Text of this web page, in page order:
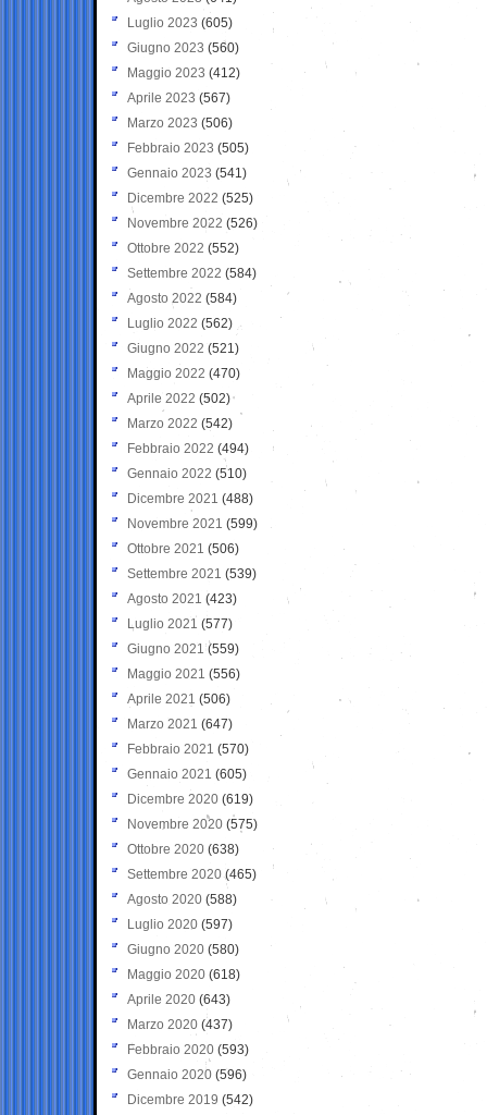
Luglio 2023 (605)
Giugno 2023 (560)
Maggio 2023 (412)
Aprile 2023 (567)
Marzo 2023 (506)
Febbraio 2023 (505)
Gennaio 2023 (541)
Dicembre 2022 (525)
Novembre 2022 (526)
Ottobre 2022 (552)
Settembre 2022 (584)
Agosto 2022 (584)
Luglio 2022 (562)
Giugno 2022 (521)
Maggio 2022 (470)
Aprile 2022 (502)
Marzo 2022 (542)
Febbraio 2022 (494)
Gennaio 2022 (510)
Dicembre 2021 (488)
Novembre 2021 (599)
Ottobre 2021 (506)
Settembre 2021 (539)
Agosto 2021 (423)
Luglio 2021 (577)
Giugno 2021(559)
Maggio 2021 (556)
Aprile 2021 (506)
Marzo 2021 (647)
Febbraio 2021 (570)
Gennaio 2021 (605)
Dicembre 2020 (619)
Novembre 2020 (575)
Ottobre 2020 (638)
Settembre 2020(465)
Agosto 2020 (588)
Luglio 2020 (597)
Giugno 2020 (580)
Maggio 2020 (618)
Aprile 2020 (643)
Marzo 2020 (437)
Febbraio 2020 (593)
Gennaio 2020 (596)
Dicembre 2019 (542)